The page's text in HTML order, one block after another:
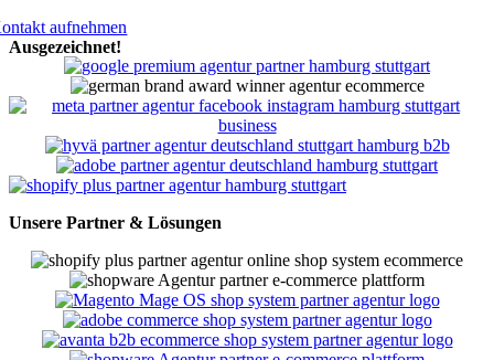
aufnehmen
Ausgezeichnet!
Unsere Partner & Lösungen